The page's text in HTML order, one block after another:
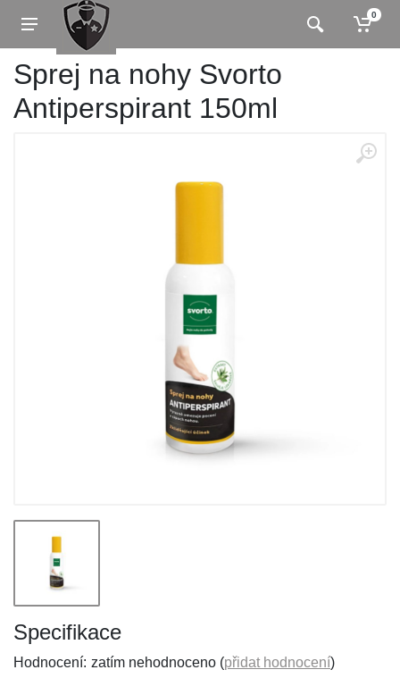
0
Sprej na nohy Svorto
Antiperspirant 150ml
Specifikace
Hodnocení: zatím nehodnoceno (přidat hodnocení)